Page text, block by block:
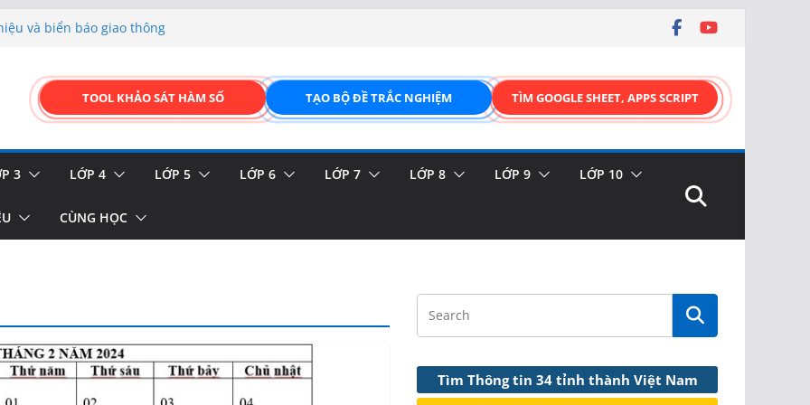
và biển báo giao thông
của thực vật
DIỆN ĐỈNH CAO &
TOOL KHẢO SÁT HÀM SỐ TẠO BỘ ĐỀ TRẮC NGHIỆM TÌM GOOGLE SHEET, APPS SCRIPT
3 LỚP 4 LỚP 5 LỚP 6 LỚP 7 LỚP 8 LỚP 9 LỚP 10
CÙNG HỌC
Tìm Thông tin 34 tỉnh thành Việt Nam